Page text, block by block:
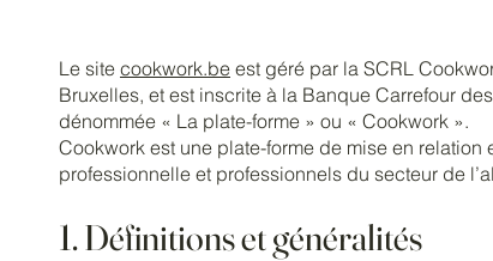
Le site cookwork.be est géré par la SCRL
Bruxelles, et est inscrite à la Banque Carrefour
dénommée « La plate-forme » ou « Cookwork ».
Cookwork est une plate-forme de mise en
professionnelle et professionnels du secteur de
1. Définitions et généralités